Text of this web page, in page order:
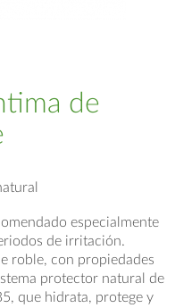
de
especialmente
de irritación.
roble, con propiedades
protector natural de
que hidrata, protege y